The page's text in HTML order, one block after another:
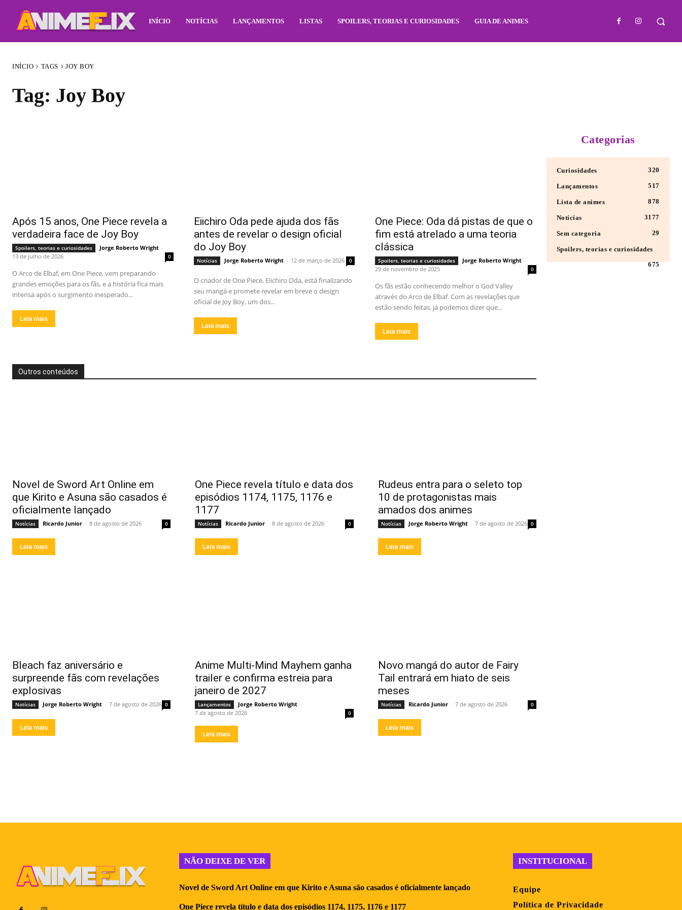
INÍCIO NOTÍCIAS LANÇAMENTOS LISTAS SPOILERS, TEORIAS E CURIOSIDADES GUIA DE ANIMES
INÍCIO TAGS JOY BOY
Tag: Joy Boy
Após 15 anos, One Piece revela a
verdadeira face de Joy Boy
Spoilers, teorias e curiosidades Jorge Roberto Wright -
13 de julho de 2026
0
O Arco de Elbaf, em One Piece, vem preparando
grandes emoções para os fãs, e a história fica mais
intensa após o surgimento inesperado...
Leia mais
Eiichiro Oda pede ajuda dos fãs
antes de revelar o design oficial
do Joy Boy
Notícias Jorge Roberto Wright - 12 de março de 2026 0
O criador de One Piece, Eiichiro Oda, está finalizando
seu mangá e promete revelar em breve o design
oficial de Joy Boy, um dos...
Leia mais
One Piece: Oda dá pistas de que o
fim está atrelado a uma teoria
clássica
Spoilers, teorias e curiosidades Jorge Roberto Wright -
29 de novembro de 2025
0
Os fãs estão conhecendo melhor o God Valley
através do Arco de Elbaf. Com as revelações que
estão sendo feitas, já podemos dizer que...
Leia mais
Outros conteúdos
Novel de Sword Art Online em
que Kirito e Asuna são casados é
oficialmente lançado
Notícias Ricardo Junior - 8 de agosto de 2026 0
Leia mais
One Piece revela título e data dos
episódios 1174, 1175, 1176 e
1177
Notícias Ricardo Junior - 8 de agosto de 2026 0
Leia mais
Rudeus entra para o seleto top
10 de protagonistas mais
amados dos animes
Notícias Jorge Roberto Wright - 7 de agosto de 2026 0
Leia mais
Bleach faz aniversário e
surpreende fãs com revelações
explosivas
Notícias Jorge Roberto Wright - 7 de agosto de 2026 0
Leia mais
Anime Multi-Mind Mayhem ganha
trailer e confirma estreia para
janeiro de 2027
Lançamentos Jorge Roberto Wright -
7 de agosto de 2026
0
Leia mais
Novo mangá do autor de Fairy
Tail entrará em hiato de seis
meses
Notícias Ricardo Junior - 7 de agosto de 2026 0
Leia mais
Categorias
Curiosidades 320
Lançamentos 517
Lista de animes 878
Notícias 3177
Sem categoria 29
Spoilers, teorias e curiosidades
675
NÃO DEIXE DE VER
Novel de Sword Art Online em que Kirito e Asuna são casados é oficialmente lançado
One Piece revela título e data dos episódios 1174, 1175, 1176 e 1177
INSTITUCIONAL
Equipe
Política de Privacidade